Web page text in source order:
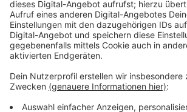
Anzeige
Anzeige